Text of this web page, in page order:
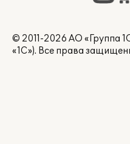
© 2011-2026 АО «Группа
«1С»). Все права